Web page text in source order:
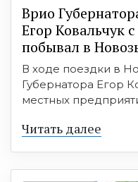
Врио
Егор Ковальчук
побывал в
В ходе поездки в
Губернатора Егор
местных
Читать далее